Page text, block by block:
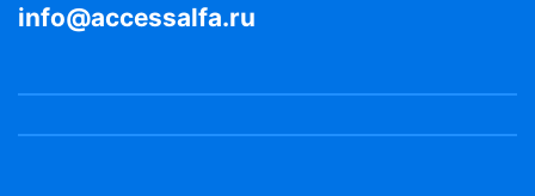
info@accessalfa.ru